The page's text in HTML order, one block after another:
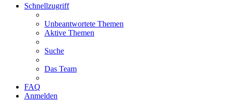
Schnellzugriff
Unbeantwortete Themen
Aktive Themen
Suche
Das Team
FAQ
Anmelden